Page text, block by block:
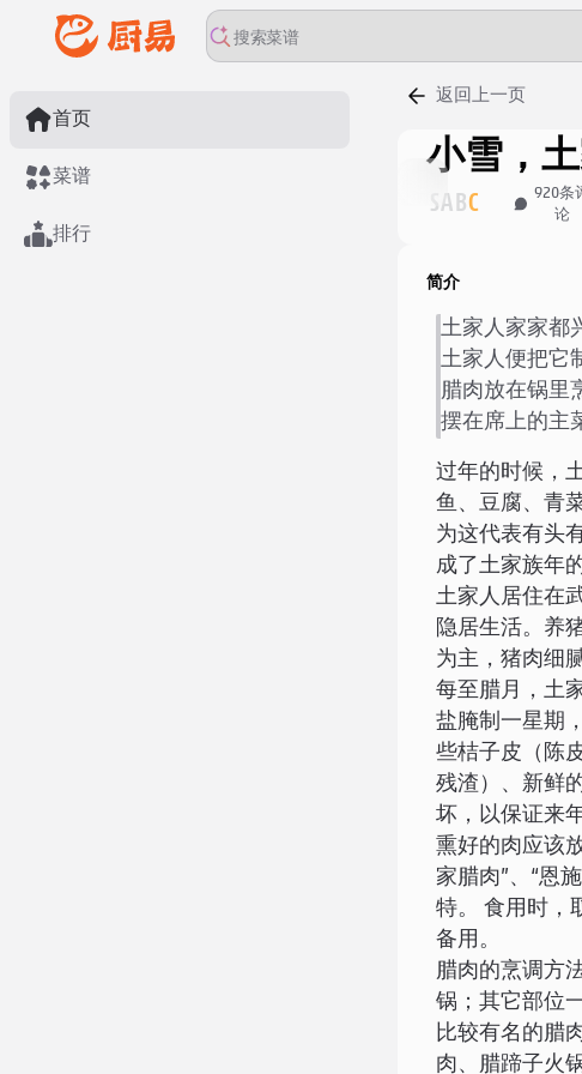
首页
菜谱
排行
返回上一页
小雪，
SA BC 920条
论
简介
土家人家家都
土家人便把它
腊肉放在锅里
摆在席上的主
过年的时候，
鱼、豆腐、青
为这代表有头
成了土家族年
土家人居住在
隐居生活。养
为主，猪肉细
每至腊月，土
盐腌制一星期
些桔子皮（陈
残渣）、新鲜
坏，以保证来
熏好的肉应该
家腊肉”、“恩
特。 食用时，
备用。
腊肉的烹调方
锅；其它部位
比较有名的腊
肉、腊蹄子火